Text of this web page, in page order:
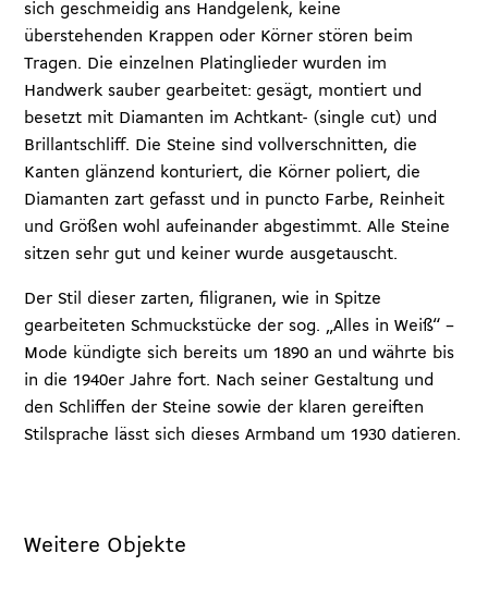
sich geschmeidig ans Handgelenk, keine
überstehenden Krappen oder Körner stören beim
Tragen. Die einzelnen Platinglieder wurden im
Handwerk sauber gearbeitet: gesägt, montiert und
besetzt mit Diamanten im Achtkant- (single cut) und
Brillantschliff. Die Steine sind vollverschnitten, die
Kanten glänzend konturiert, die Körner poliert, die
Diamanten zart gefasst und in puncto Farbe, Reinheit
und Größen wohl aufeinander abgestimmt. Alle Steine
sitzen sehr gut und keiner wurde ausgetauscht.
Der Stil dieser zarten, filigranen, wie in Spitze
gearbeiteten Schmuckstücke der sog. „Alles in Weiß“ –
Mode kündigte sich bereits um 1890 an und währte bis
in die 1940er Jahre fort. Nach seiner Gestaltung und
den Schliffen der Steine sowie der klaren gereiften
Stilsprache lässt sich dieses Armband um 1930 datieren.
Weitere Objekte